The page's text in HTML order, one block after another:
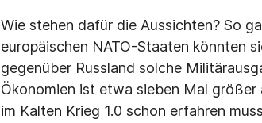
Wie stehen dafür die Aussichten? So
europäischen NATO-Staaten könnten
gegenüber Russland solche
Ökonomien ist etwa sieben Mal größer
im Kalten Krieg 1.0 schon erfahren